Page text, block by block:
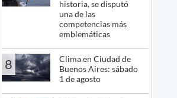
historia, se disputó
una de las
competencias más
emblemáticas
8
Clima en Ciudad de
Buenos Aires: sábado
1 de agosto